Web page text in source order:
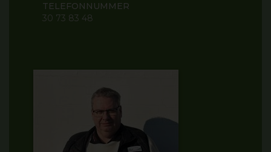
TELEFONNUMMER
30 73 83 48